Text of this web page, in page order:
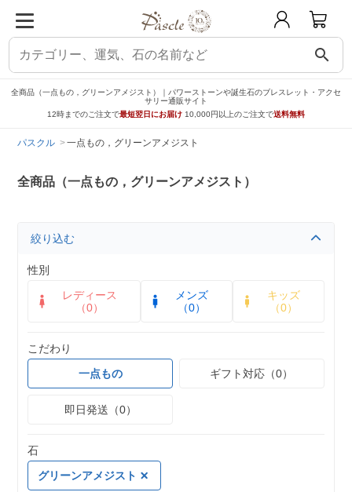
search
全商品（一点もの，グリーンアメジスト）｜パワーストーンや誕生石のブレスレット・アクセ
サリー通販サイト
12時までのご注文で最短翌日にお届け 10,000円以上のご注文で送料無料
パスクル 一点もの，グリーンアメジスト
全商品（一点もの，グリーンアメジスト）
絞り込む
性別
レディース
（0）
メンズ
（0）
キッズ
（0）
こだわり
一点もの
ギフト対応（0）
即日発送（0）
石
グリーンアメジスト